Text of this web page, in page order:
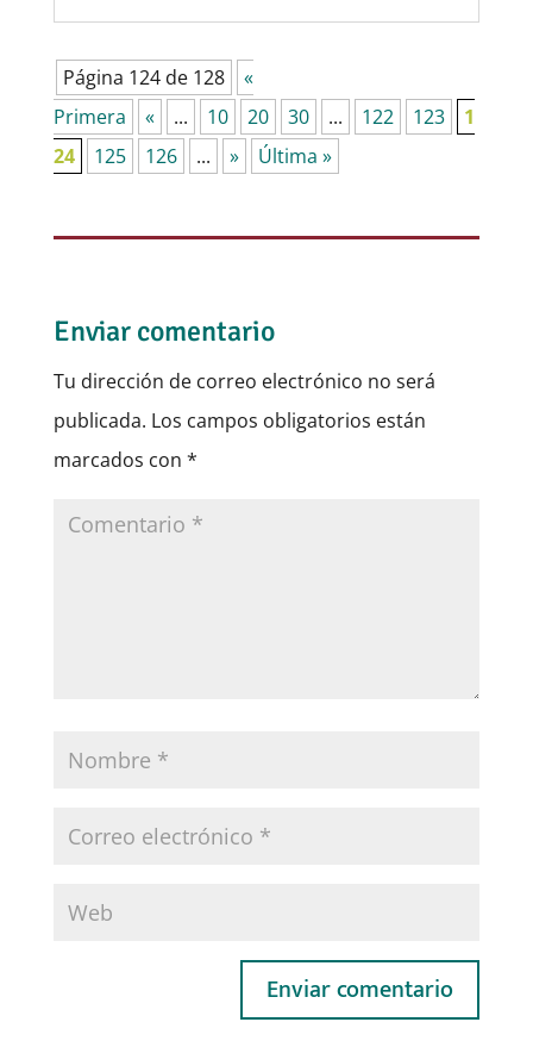
Página 124 de 128
«
Primera
« ... 10 20 30 ... 122 123
1
24
125 126 ... » Última »
Enviar comentario
Tu dirección de correo electrónico no será
publicada. Los campos obligatorios están
marcados con *